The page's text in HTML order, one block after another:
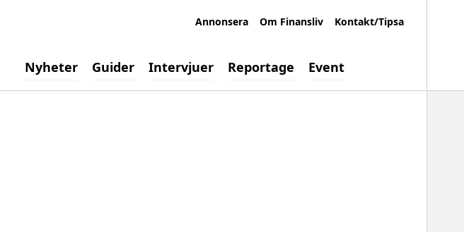
Nyheter Guider Intervjuer Reportage Event
Annonsera Om Finansliv Kontakt/Tipsa